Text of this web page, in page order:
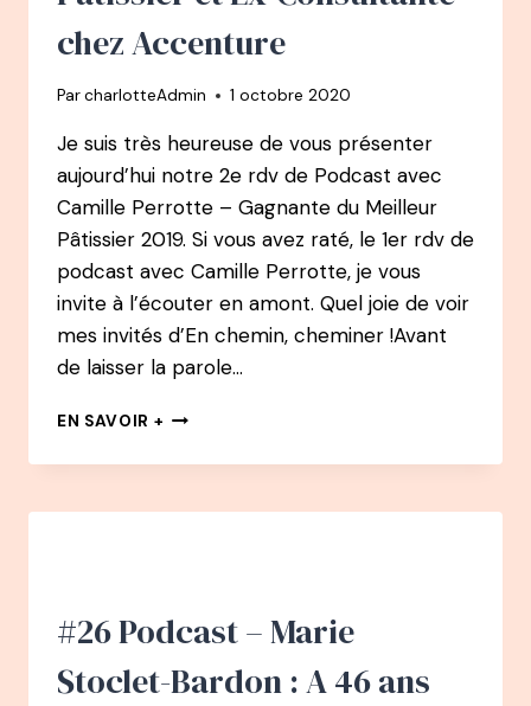
chez Accenture
ParcharlotteAdmin 1 octobre 2020
Je suis très heureuse de vous présenter
aujourd’hui notre 2e rdv de Podcast avec
Camille Perrotte – Gagnante du Meilleur
Pâtissier 2019. Si vous avez raté, le 1er rdv de
podcast avec Camille Perrotte, je vous
invite à l’écouter en amont. Quel joie de voir
mes invités d’En chemin, cheminer !Avant
de laisser la parole…
EN SAVOIR + EN
PODCAST
#2
DU
PÂTISSIER
#26 Podcast – Marie
Stoclet-Bardon : A 46 ans